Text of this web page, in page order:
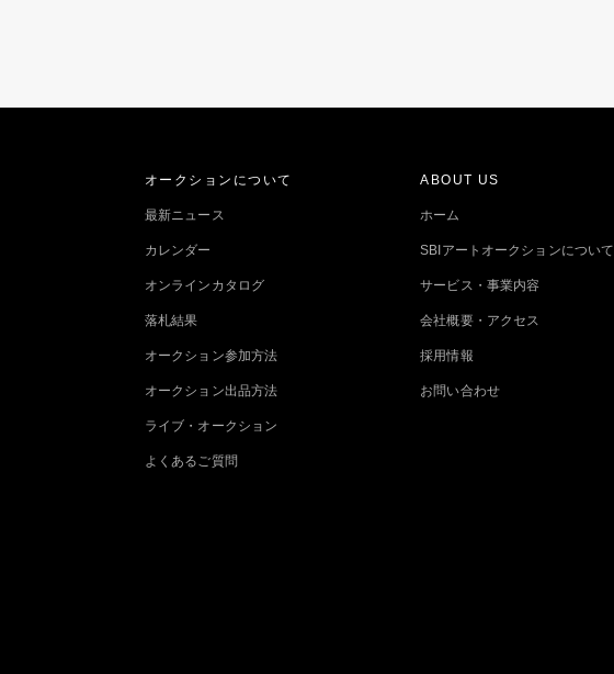
オークションについて
最新ニュース
カレンダー
オンラインカタログ
落札結果
オークション参加方法
オークション出品方法
ライブ・オークション
よくあるご質問
ABOUT US
ホーム
SBIアートオークションについて
サービス・事業内容
会社概要・アクセス
採用情報
お問い合わせ